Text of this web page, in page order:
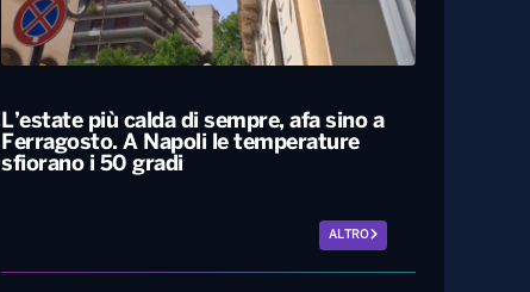
L’estate più calda di sempre, afa sino a
Ferragosto. A Napoli le temperature
sfiorano i 50 gradi
ALTRO